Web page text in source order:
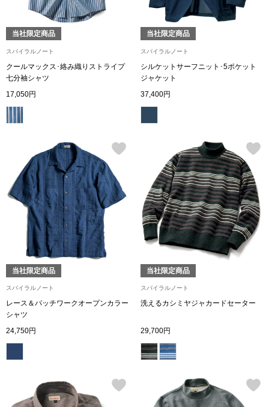
プ
ス
カンタベリー
金谷製靴
ヘンリーコッ
おすすめ特集
おすすめカタ
当社限定商品
スパイラルノート
クールマックス･絡み織りストライプ
七分袖シャツ
17,050円
当社限定商品
スパイラルノート
シルケットサーフニット･5ポケット
ジャケット
37,400円
当社限定商品
スパイラルノート
レース＆パッチワークオープンカラー
シャツ
24,750円
当社限定商品
スパイラルノート
洗えるカシミヤジャカードセーター
29,700円